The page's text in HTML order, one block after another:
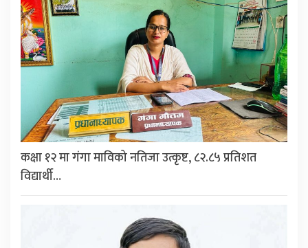
कक्षा १२ मा गंगा माविको नतिजा उत्कृष्ट, ८२.८५ प्रतिशत
विद्यार्थी…